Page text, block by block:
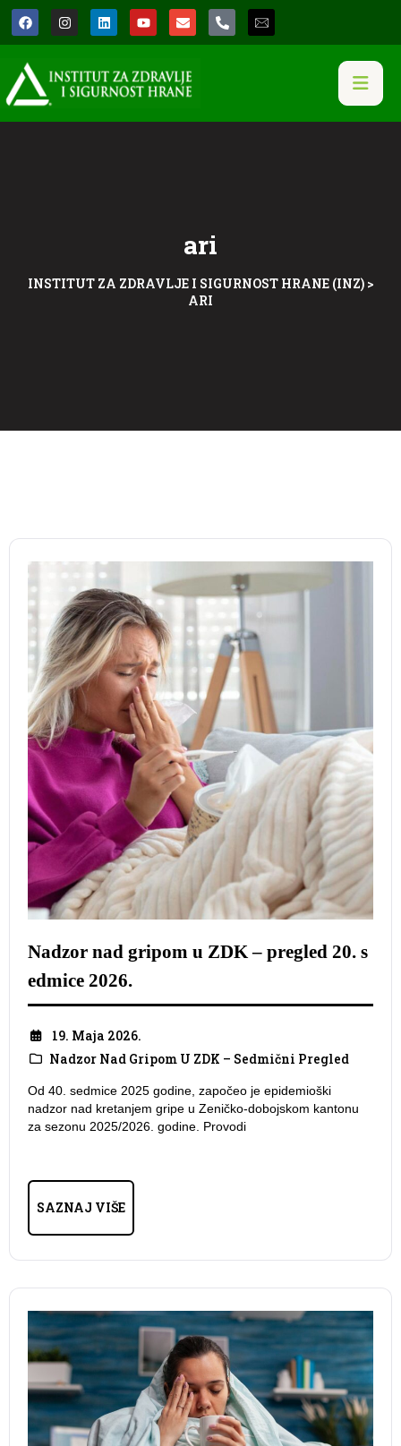
ari
INSTITUT ZA ZDRAVLJE I SIGURNOST HRANE (INZ)>
ARI
Nadzor nad gripom u ZDK – pregled 20. s
edmice 2026.
19. Maja 2026.
Nadzor Nad Gripom U ZDK – Sedmični Pregled
Od 40. sedmice 2025 godine, započeo je epidemioški
nadzor nad kretanjem gripe u Zeničko-dobojskom kantonu
za sezonu 2025/2026. godine. Provodi
SAZNAJ VIŠE